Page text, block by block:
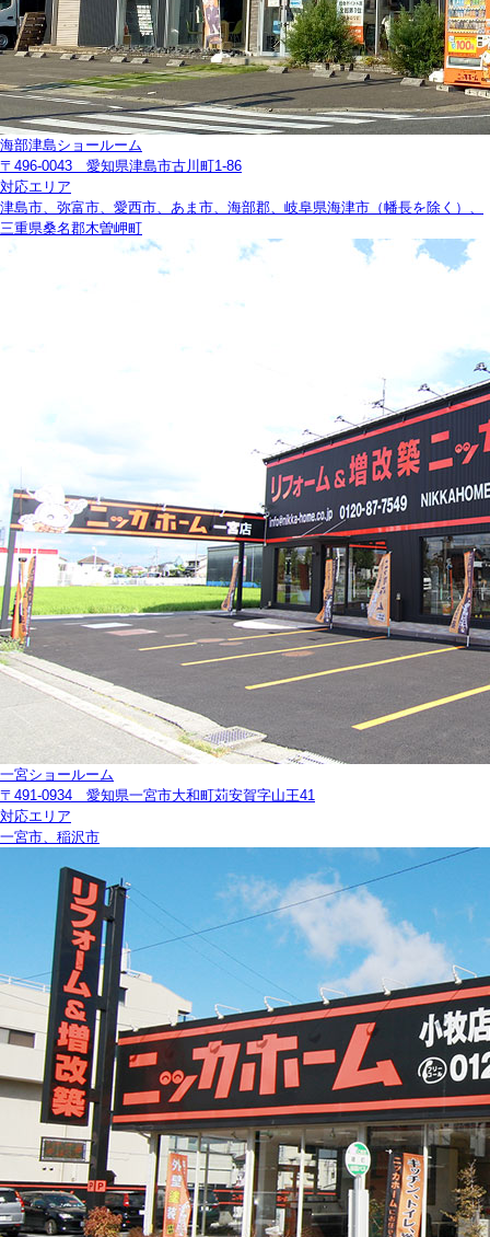
海部津島ショールーム
〒496-0043 愛知県津島市古川町1-86
対応エリア
津島市、弥富市、愛西市、あま市、海部郡、岐阜県海津市（幡長を除く）、
三重県桑名郡木曽岬町
一宮ショールーム
〒491-0934 愛知県一宮市大和町苅安賀字山王41
対応エリア
一宮市、稲沢市